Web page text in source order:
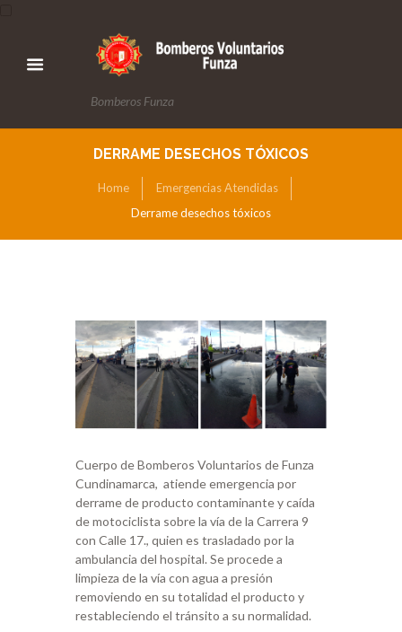
Bomberos Funza
DERRAME DESECHOS TÓXICOS
Home
Emergencias Atendidas
Derrame desechos tóxicos
Cuerpo de Bomberos Voluntarios de Funza
Cundinamarca, atiende emergencia por
derrame de producto contaminante y caída
de motociclista sobre la vía de la Carrera 9
con Calle 17., quien es trasladado por la
ambulancia del hospital. Se procede a
limpieza de la vía con agua a presión
removiendo en su totalidad el producto y
restableciendo el tránsito a su normalidad.